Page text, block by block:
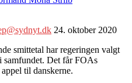
24. oktober 2020
smittetal har regeringen valgt
samfundet. Det får FOAs
til danskerne.